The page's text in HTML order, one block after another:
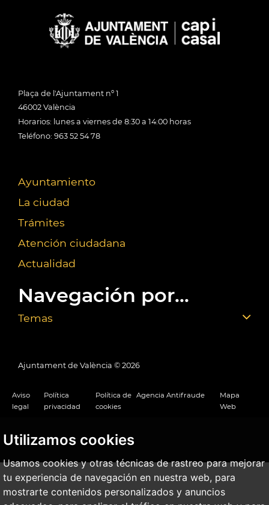
Utilizamos cookies
Usamos cookies y otras técnicas de rastreo para mejorar
tu experiencia de navegación en nuestra web, para
mostrarte contenidos personalizados y anuncios
Plaça de l'Ajuntament nº 1
46002 València
Horarios: lunes a viernes de 8:30 a 14:00 horas
Teléfono: 963 52 54 78
Ayuntamiento
La ciudad
Trámites
Atención ciudadana
Actualidad
Navegación por...
Temas
Ajuntament de València © 2026
Aviso
legal
Política
privacidad
Política de
cookies
Agencia Antifraude
Mapa
Web